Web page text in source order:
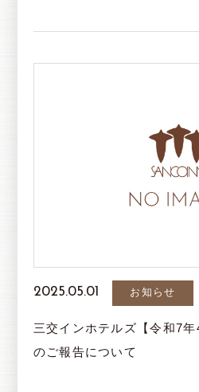
2025.05.01 お知らせ
三交インホテルズ【令和7年
のご報告について